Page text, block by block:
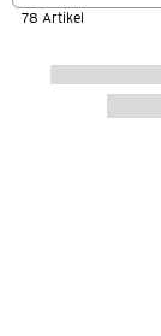
78 Artikel